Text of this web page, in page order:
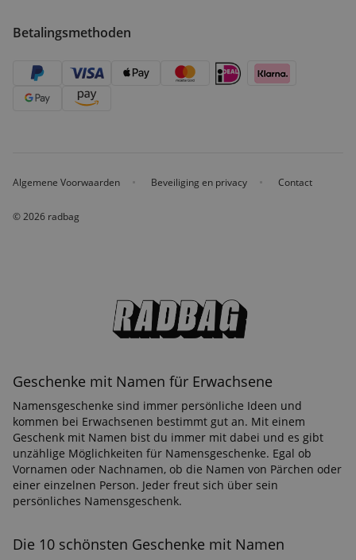
Betalingsmethoden
Algemene Voorwaarden Beveiliging en privacy Contact
© 2026 radbag
Geschenke mit Namen für Erwachsene
Namensgeschenke sind immer persönliche Ideen und
kommen bei Erwachsenen bestimmt gut an. Mit einem
Geschenk mit Namen bist du immer mit dabei und es gibt
unzählige Möglichkeiten für Namensgeschenke. Egal ob
Vornamen oder Nachnamen, ob die Namen von Pärchen
oder einer einzelnen Person. Jeder freut sich über sein
persönliches Namensgeschenk.
Die 10 schönsten Geschenke mit Namen